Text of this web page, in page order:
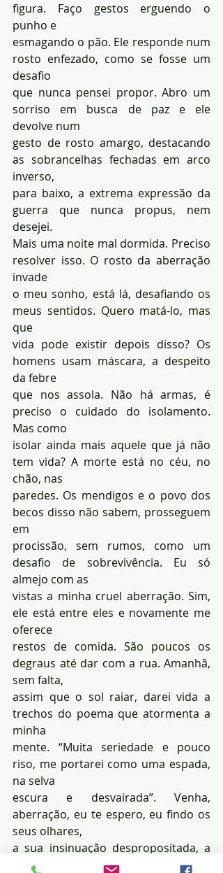
figura. Faço gestos erguendo o
punho e
esmagando o pão. Ele responde num
rosto enfezado, como se fosse um
desafio
que nunca pensei propor. Abro um
sorriso em busca de paz e ele
devolve num
gesto de rosto amargo, destacando
as sobrancelhas fechadas em arco
inverso,
para baixo, a extrema expressão da
guerra que nunca propus, nem
desejei.
Mais uma noite mal dormida. Preciso
resolver isso. O rosto da aberração
invade
o meu sonho, está lá, desafiando os
meus sentidos. Quero matá-lo, mas
que
vida pode existir depois disso? Os
homens usam máscara, a despeito
da febre
que nos assola. Não há armas, é
preciso o cuidado do isolamento.
Mas como
isolar ainda mais aquele que já não
tem vida? A morte está no céu, no
chão, nas
paredes. Os mendigos e o povo dos
becos disso não sabem, prosseguem
em
procissão, sem rumos, como um
desafio de sobrevivência. Eu só
almejo com as
vistas a minha cruel aberração. Sim,
ele está entre eles e novamente me
oferece
restos de comida. São poucos os
degraus até dar com a rua. Amanhã,
sem falta,
assim que o sol raiar, darei vida a
trechos do poema que atormenta a
minha
mente. “Muita seriedade e pouco
riso, me portarei como uma espada,
na selva
escura e desvairada”. Venha,
aberração, eu te espero, eu findo os
seus olhares,
a sua insinuação despropositada, a
minha honra que derramarei com